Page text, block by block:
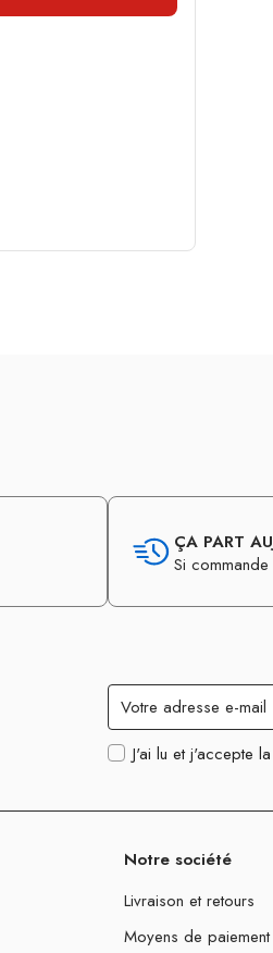
ÇA PART
Si
J'ai lu et j'accepte la
Notre société
Livraison et retours
Moyens de paiement